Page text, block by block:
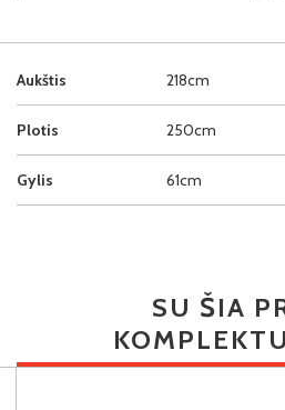
Aukštis 218cm
Plotis 250cm
Gylis 61cm
SU ŠIA